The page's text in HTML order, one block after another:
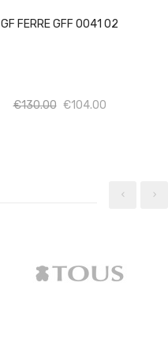
GF FERRE GFF 0041 02
€130.00 Ποσότητα
€104.00Ποσότητα